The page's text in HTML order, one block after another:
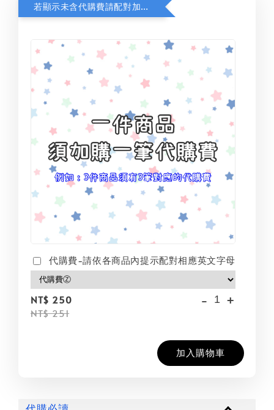
若顯示未含代購費請配對加購(未加購視同無效訂單)
代購費-請依各商品內提示配對相應英文字母
NT$ 250
NT$ 251
- +
加入購物車